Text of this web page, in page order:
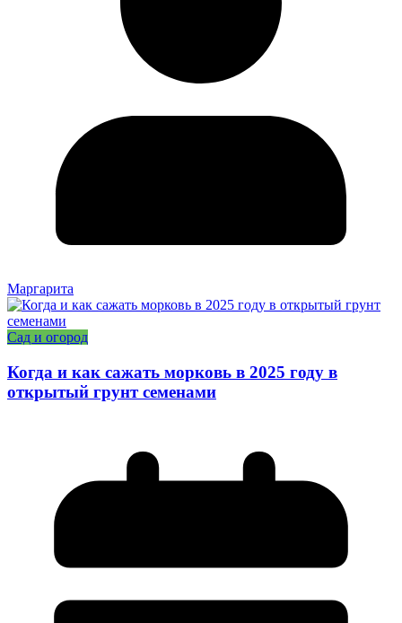
Маргарита
Сад и огород
Когда и как сажать морковь в 2025 году в
открытый грунт семенами